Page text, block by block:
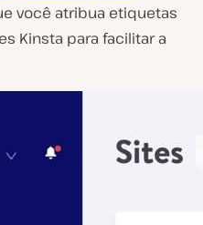
você atribua etiquetas
Kinsta para facilitar a